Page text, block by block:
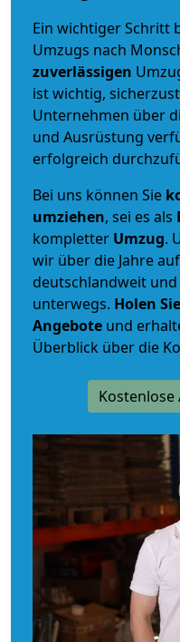
Ein wichtiger Schritt
Umzugs nach
zuverlässigen
ist wichtig,
Unternehmen über
und Ausrüstung
erfolgreich
Bei uns können Sie
umziehen, sei es als
kompletter Umzug.
wir über die Jahre
deutschlandweit
unterwegs. Holen
Angebote und
Überblick über die